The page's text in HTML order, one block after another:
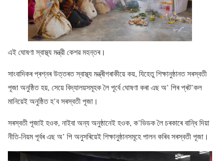
এই ঘোষণা স্বাস্থ্য মন্ত্রী কেশৱ মহন্তৰ।
সাংবাদিকৰ প্ৰশ্নৰ উত্তৰত স্বাস্থ্য মন্ত্ৰীগৰাকীয়ে কয়, যিহেতু শিক্ষানুষ্ঠানত সৰস্বতী
পূজা অনুষ্ঠিত হয়, সেয়ে বিদ্যালয়সমূহক লৈ পূর্বে ঘোষণা কৰা এছ অ’ পিৰ প্ৰট’কল
মানিয়েই অনুষ্ঠিত হ’ব সৰস্বতী পূজা।
সৰস্বতী পূজাই হওক, নাইবা অন্য অনুষ্ঠানেই হওক, ক’ভিডক লৈ চৰকাৰে বান্ধি দিয়া
নীতি-নিয়ম পূৰ্বৰ এছ অ’ পি অনুসৰিয়েই শিক্ষানুষ্ঠানসমূহে পালন কৰিব সৰস্বতী পূজা।